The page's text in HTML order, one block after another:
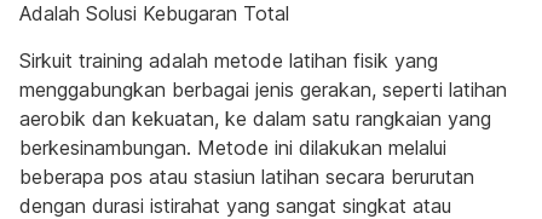
Adalah Solusi Kebugaran Total
Sirkuit training adalah metode latihan fisik yang
menggabungkan berbagai jenis gerakan, seperti latihan
aerobik dan kekuatan, ke dalam satu rangkaian yang
berkesinambungan. Metode ini dilakukan melalui
beberapa pos atau stasiun latihan secara berurutan
dengan durasi istirahat yang sangat singkat atau